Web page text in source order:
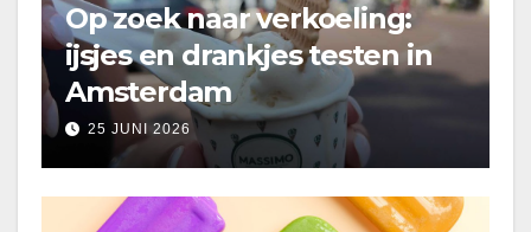
Op zoek naar verkoeling:
ijsjes en drankjes testen in
Amsterdam
25 JUNI 2026